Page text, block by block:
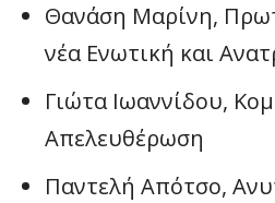
Θανάση Μαρίνη,
νέα Ενωτική και
Γιώτα Ιωαννίδου,
Απελευθέρωση
Παντελή Απότσο,